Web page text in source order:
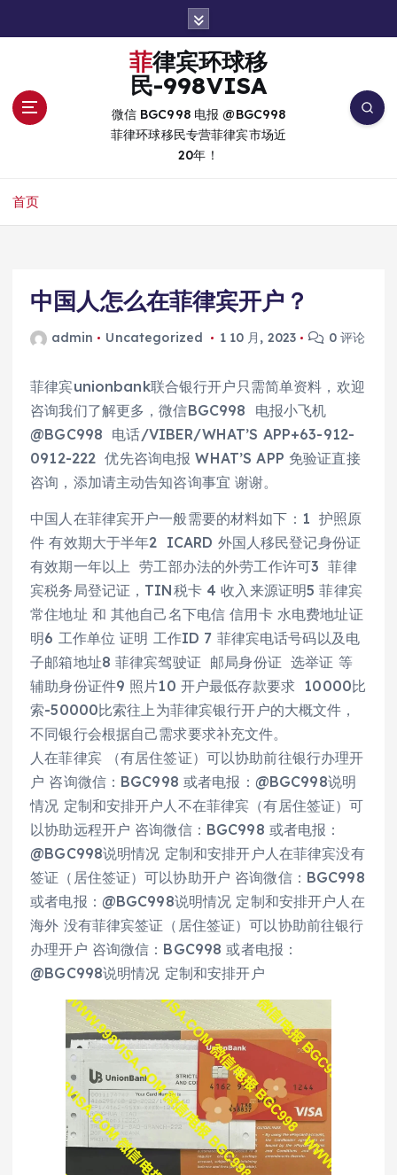
菲律宾环球移
民-998VISA
微信 BGC998 电报 @BGC998
菲律环球移民专营菲律宾市场近
20年！
首页
中国人怎么在菲律宾开户？
admin Uncategorized 1 10 月, 2023 0 评论
菲律宾unionbank联合银行开户只需简单资料，欢迎
咨询我们了解更多，微信BGC998 电报小飞机
@BGC998 电话/VIBER/WHAT’S APP+63-912-
0912-222 优先咨询电报 WHAT’S APP 免验证直接
咨询，添加请主动告知咨询事宜 谢谢。
中国人在菲律宾开户一般需要的材料如下：1 护照原
件 有效期大于半年2 ICARD 外国人移民登记身份证
有效期一年以上 劳工部办法的外劳工作许可3 菲律
宾税务局登记证，TIN税卡 4 收入来源证明5 菲律宾
常住地址 和 其他自己名下电信 信用卡 水电费地址证
明6 工作单位 证明 工作ID 7 菲律宾电话号码以及电
子邮箱地址8 菲律宾驾驶证 邮局身份证 选举证 等
辅助身份证件9 照片10 开户最低存款要求 10000比
索-50000比索往上为菲律宾银行开户的大概文件，
不同银行会根据自己需求要求补充文件。
人在菲律宾 （有居住签证）可以协助前往银行办理开
户 咨询微信：BGC998 或者电报：@BGC998说明
情况 定制和安排开户人不在菲律宾（有居住签证）可
以协助远程开户 咨询微信：BGC998 或者电报：
@BGC998说明情况 定制和安排开户人在菲律宾没有
签证（居住签证）可以协助开户 咨询微信：BGC998
或者电报：@BGC998说明情况 定制和安排开户人在
海外 没有菲律宾签证（居住签证）可以协助前往银行
办理开户 咨询微信：BGC998 或者电报：
@BGC998说明情况 定制和安排开户